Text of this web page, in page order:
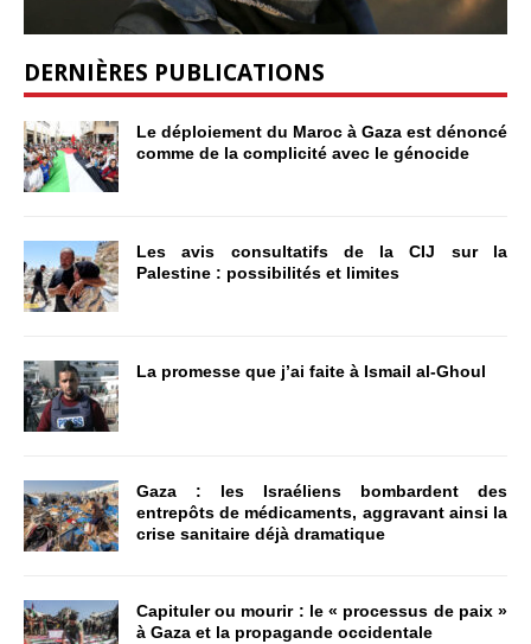
DERNIÈRES PUBLICATIONS
Le déploiement du Maroc à Gaza est dénoncé
comme de la complicité avec le génocide
Les avis consultatifs de la CIJ sur la
Palestine : possibilités et limites
La promesse que j’ai faite à Ismail al-Ghoul
Gaza : les Israéliens bombardent des
entrepôts de médicaments, aggravant ainsi la
crise sanitaire déjà dramatique
Capituler ou mourir : le « processus de paix »
à Gaza et la propagande occidentale